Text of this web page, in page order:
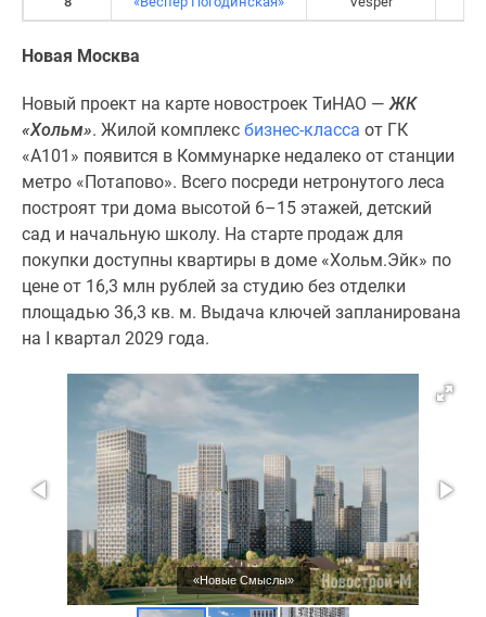
Новая Москва
Новый проект на карте новостроек ТиНАО —ЖК
«Хольм». Жилой комплекс бизнес-класса от ГК
«А101» появится в Коммунарке недалеко от станции
метро «Потапово». Всего посреди нетронутого леса
построят три дома высотой 6–15 этажей, детский
сад и начальную школу. На старте продаж для
покупки доступны квартиры в доме «Хольм.Эйк» по
цене от 16,3 млн рублей за студию без отделки
площадью 36,3 кв. м. Выдача ключей запланирована
на I квартал 2029 года.
«Новые Смыслы»